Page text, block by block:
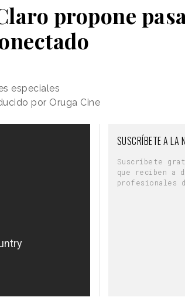
propone
especiales
por Oruga Cine
SUSCRÍBETE A LA
Suscríbete
que reciben a
profesionales